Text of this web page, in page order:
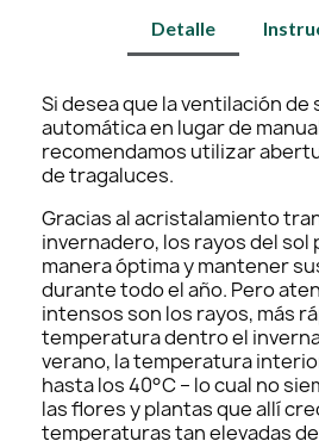
Detalle
Si desea que la ventilación
automática en lugar de
recomendamos utilizar
de tragaluces.
Gracias al acristalamiento
invernadero, los rayos del
manera óptima y mantener
durante todo el año. Pero
intensos son los rayos, más
temperatura dentro el
verano, la temperatura
hasta los 40°C – lo cual no
las flores y plantas que allí
temperaturas tan elevadas